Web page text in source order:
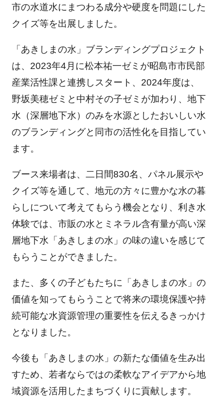
市の水道水にまつわる成分や硬度を問題にした
クイズ等を出展しました。
「あきしまの水」ブランディングプロジェクト
は、2023年4月に松本祐一ゼミが昭島市市民部
産業活性課と連携しスタート、2024年度は、
野坂美穂ゼミと中村その子ゼミが加わり、地下
水（深層地下水）のみを水源としたおいしい水
のブランディングと同市の活性化を目指してい
ます。
ブース来場者は、二日間830名、パネル展示や
クイズ等を通して、地元の方々に豊かな水の暮
らしについて考えてもらう機会となり、利き水
体験では、市販の水とミネラル含有量が高い深
層地下水「あきしまの水」の味の違いを感じて
もらうことができました。
また、多くの子どもたちに「あきしまの水」の
価値を知ってもらうことで将来の環境保護や持
続可能な水資源管理の重要性を伝えるきっかけ
となりました。
今後も「あきしまの水」の新たな価値を生み出
すため、若者ならではの柔軟なアイデアから地
域資源を活用したまちづくりに貢献します。